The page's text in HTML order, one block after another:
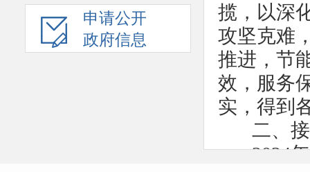
申请公开
政府信息
揽，以深
攻坚克难
推进， 节
效， 服务
实， 得到
二、接
2024年